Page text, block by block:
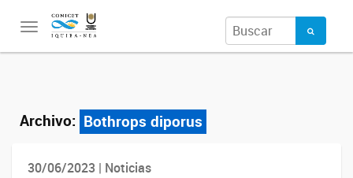
Toggle
Archivo: Bothrops diporus
30/06/2023 | Noticias